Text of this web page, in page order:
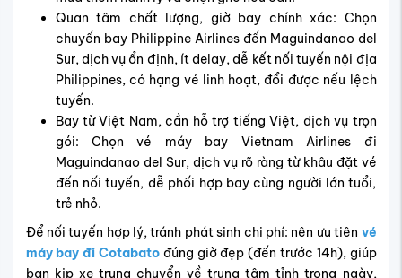
Quan tâm chất lượng, giờ bay chính xác: Chọn
chuyến bay Philippine Airlines đến Maguindanao del
Sur, dịch vụ ổn định, ít delay, dễ kết nối tuyến nội địa
Philippines, có hạng vé linh hoạt, đổi được nếu lệch
tuyến.
Bay từ Việt Nam, cần hỗ trợ tiếng Việt, dịch vụ trọn
gói: Chọnvé máy bay Vietnam Airlines đi
Maguindanao del Sur, dịch vụ rõ ràng từ khâu đặt vé
đến nối tuyến, dễ phối hợp bay cùng người lớn tuổi,
trẻ nhỏ.
Để nối tuyến hợp lý, tránh phát sinh chi phí: nên ưu tiên vé
máy bay đi Cotabatođúng giờ đẹp (đến trước 14h), giúp
bạn kịp xe trung chuyển về trung tâm tỉnh trong ngày,